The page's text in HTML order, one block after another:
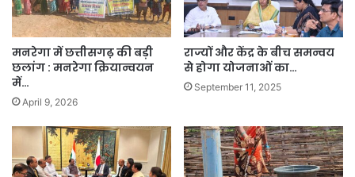
मनरेगा में छत्तीसगढ़ की बड़ी
छलांग : मनरेगा क्रियान्वयन
में…
April 9, 2026
राज्यों और केंद्र के बीच समन्वय
से होगा योजनाओं का…
September 11, 2025